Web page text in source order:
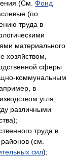
(См. Фонд
(по
труда в
материального
хозяйством,
сферы
коммунальным
в
угля,
различными
труда в
(см.
сил);